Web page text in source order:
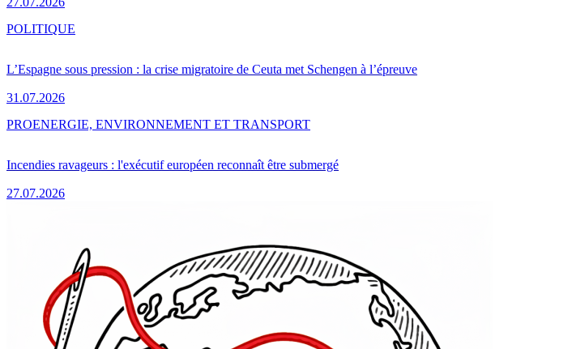
L’Espagne sous pression : la crise migratoire de Ceuta met Schengen à l’épreuve
31.07.2026
POLITIQUE
Incendies ravageurs : l'exécutif européen reconnaît être submergé
27.07.2026
PROENERGIE, ENVIRONNEMENT ET TRANSPORT